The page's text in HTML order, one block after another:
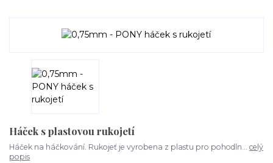
Háček s plastovou rukojetí
Háček na háčkování. Rukojeť je vyrobena z plastu pro pohodln... celý
popis